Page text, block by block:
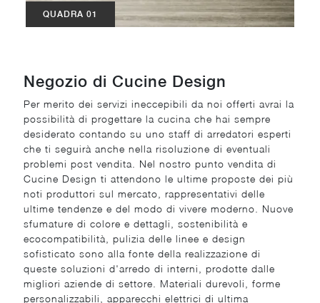
QUADRA 01
Negozio di Cucine Design
Per merito dei servizi ineccepibili da noi offerti avrai la
possibilità di progettare la cucina che hai sempre
desiderato contando su uno staff di arredatori esperti
che ti seguirà anche nella risoluzione di eventuali
problemi post vendita. Nel nostro punto vendita di
Cucine Design ti attendono le ultime proposte dei più
noti produttori sul mercato, rappresentativi delle
ultime tendenze e del modo di vivere moderno. Nuove
sfumature di colore e dettagli, sostenibilità e
ecocompatibilità, pulizia delle linee e design
sofisticato sono alla fonte della realizzazione di
queste soluzioni d'arredo di interni, prodotte dalle
migliori aziende di settore. Materiali durevoli, forme
personalizzabili, apparecchi elettrici di ultima